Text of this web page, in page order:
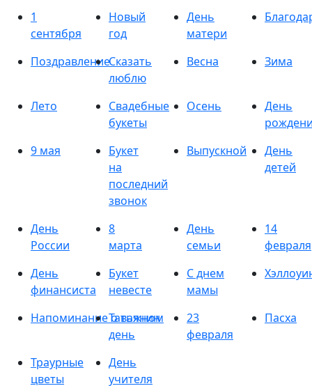
1
сентября
Новый
год
День
матери
ПоздравлениеСказать
люблю
Весна Зима
Лето
Свадебные
букеты
Осень
День
9 мая
Букет
на
последний
звонок
Выпускной
День
детей
День
России
8
марта
День
семьи
14
февраля
День
финансиста
Букет
невесте
С днем
мамы
Напоминание о важном
Татьянин
день
23
февраля
Пасха
Траурные
цветы
День
учителя